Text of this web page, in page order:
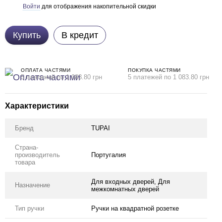
дешевше
Войти для отображения накопительной скидки
Купить В кредит
ОПЛАТА ЧАСТЯМИ
5 платежей по 1 083.80 грн
ПОКУПКА ЧАСТЯМИ
5 платежей по 1 083.80 грн
Характеристики
Бренд TUPAI
Страна-
производитель
товара
Португалия
Назначение
Для входных дверей, Для
межкомнатных дверей
Тип ручки Ручки на квадратной розетке